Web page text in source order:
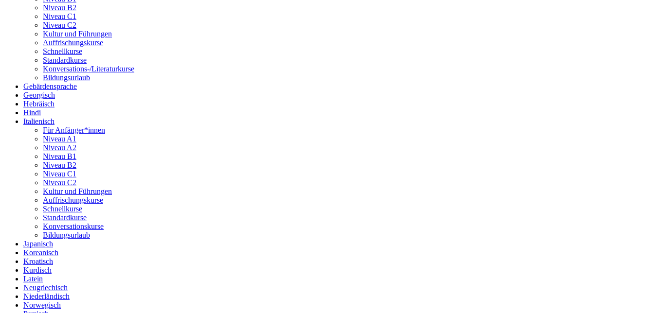
Niveau B2
Niveau C1
Niveau C2
Kultur und Führungen
Auffrischungskurse
Schnellkurse
Standardkurse
Konversations-/Literaturkurse
Bildungsurlaub
Gebärdensprache
Georgisch
Hebräisch
Hindi
Italienisch
Für Anfänger*innen
Niveau A1
Niveau A2
Niveau B1
Niveau B2
Niveau C1
Niveau C2
Kultur und Führungen
Auffrischungskurse
Schnellkurse
Standardkurse
Konversationskurse
Bildungsurlaub
Japanisch
Koreanisch
Kroatisch
Kurdisch
Latein
Neugriechisch
Niederländisch
Norwegisch